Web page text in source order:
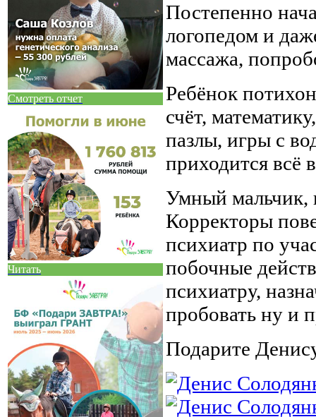
Смотреть отчет
Читать
Постепенно
логопедом и
массажа,
Ребёнок
счёт,
пазлы, игры с
приходится всё
Умный мальчик,
Корректоры
психиатр по
побочные
психиатру,
пробовать ну и
Подарите